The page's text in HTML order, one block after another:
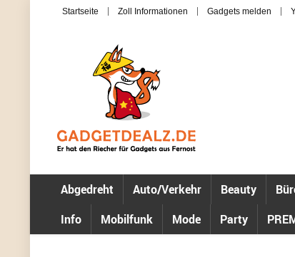
Startseite Zoll Informationen Gadgets melden
Abgedreht Auto/Verkehr Beauty
Info
Mobilfunk Mode Party